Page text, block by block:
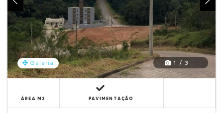
Galeria 1 / 3
ÁREA M2 PAVIMENTAÇÃO